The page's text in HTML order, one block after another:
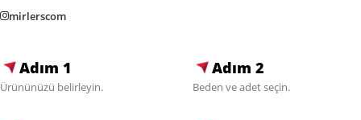
mirlerscom
Adım 1
Ürününüzü belirleyin.
Adım 2
Beden ve adet seçin.